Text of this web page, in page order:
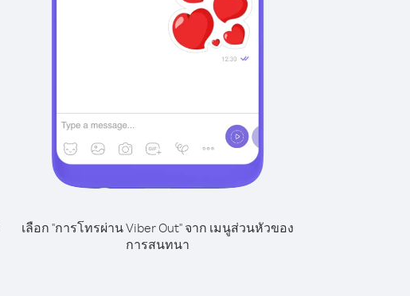
เลือก "การโทรผ่าน Viber Out" จาก เมนูส่วนหัวของ
การสนทนา